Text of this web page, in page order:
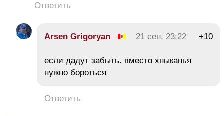
Ответить
Arsen Grigoryan 21 сен, 23:22 +10
если дадут забыть. вместо хныканья
нужно бороться
Ответить